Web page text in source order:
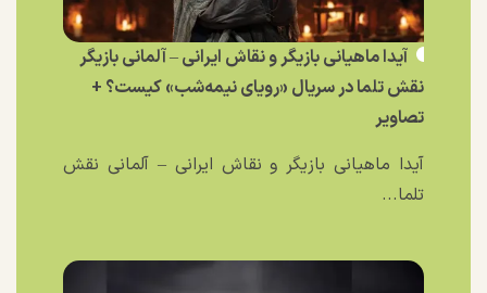
آیدا ماهیانی بازیگر و نقاش ایرانی – آلمانی بازیگر
نقش تلما در سریال «رویای نیمه‌شب» کیست؟ +
تصاویر
آیدا ماهیانی بازیگر و نقاش ایرانی – آلمانی نقش
تلما...